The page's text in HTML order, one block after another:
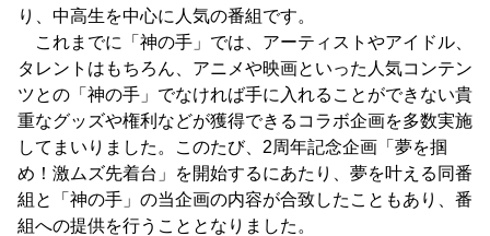
り、中高生を中心に人気の番組です。
これまでに「神の手」では、アーティストやアイドル、
タレントはもちろん、アニメや映画といった人気コンテン
ツとの「神の手」でなければ手に入れることができない貴
重なグッズや権利などが獲得できるコラボ企画を多数実施
してまいりました。このたび、2周年記念企画「夢を掴
め！激ムズ先着台」を開始するにあたり、夢を叶える同番
組と「神の手」の当企画の内容が合致したこともあり、番
組への提供を行うこととなりました。